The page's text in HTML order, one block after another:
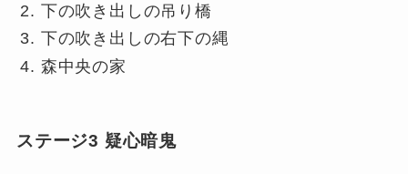
下の吹き出しの吊り橋
下の吹き出しの右下の縄
森中央の家
ステージ3 疑心暗鬼